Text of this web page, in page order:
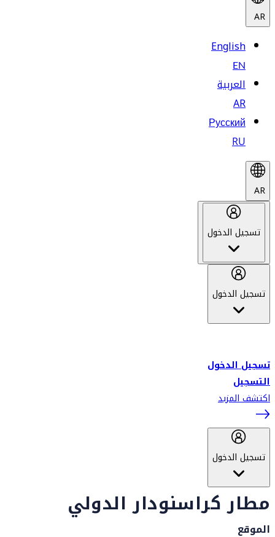
AR
English
EN
العربية
AR
Русский
RU
AR
تسجيل الدخول
تسجيل الدخول
تسجيل الدخول
التسجيل
اكتشف المزيد
تسجيل الدخول
مطار كراسنودار الدولي
الموقع